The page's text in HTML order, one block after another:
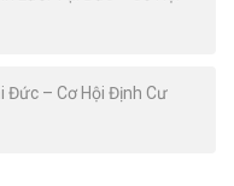
Đức – Cơ Hội Định Cư